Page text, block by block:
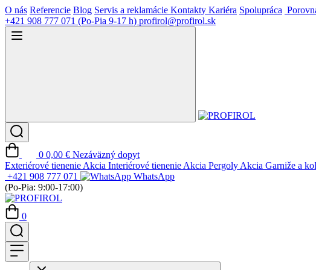
O nás Referencie Blog Servis a reklamácie Kontakty Kariéra Spolupráca
+421 908 777 071 (Po-Pia 9-17 h) profirol@profirol.sk
0 0,00 € Nezáväzný dopyt
Exteriérové tienenie Akcia Interiérové tienenie Akcia Pergoly Akcia Garniže a
+421 908 777 071
WhatsApp
(Po-Pia: 9:00-17:00)
0